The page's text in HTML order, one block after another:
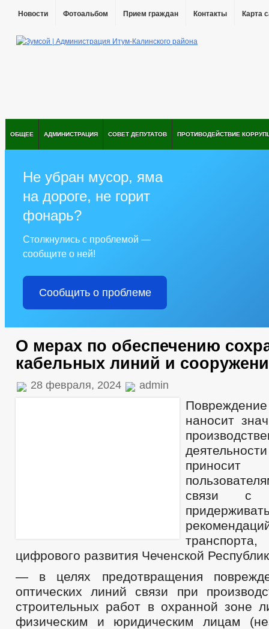
Новости Фотоальбом Прием граждан Контакты Карта
ОБЩЕЕ АДМИНИСТРАЦИЯ СОВЕТ ДЕПУТАТОВ ПРОТИВОДЕЙСТВИЕ
Не убран мусор, яма
на дороге, не горит
фонарь?
Столкнулись с проблемой —
сообщите о ней!
Сообщить о проблеме
О мерах по обеспечению
кабельных линий и
28 февраля, 2024 admin
наносит
связи с
цифрового развития Чеченской
— в целях предотвращения
оптических линий связи при
строительных работ в охранной зоне
физическим и юридическим лицам